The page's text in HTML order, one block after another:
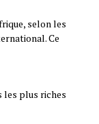
selon les
Ce
les plus riches